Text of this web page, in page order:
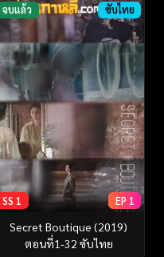
จบแล้ว ซับไทย
SS 1 EP 1
Secret Boutique (2019)
ตอนที่1-32 ซับไทย